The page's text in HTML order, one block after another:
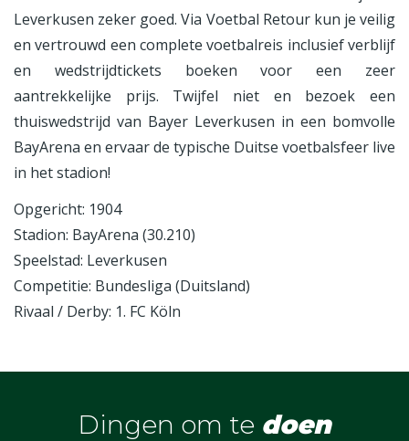
Leverkusen zeker goed. Via Voetbal Retour kun je veilig
en vertrouwd een complete voetbalreis inclusief verblijf
en wedstrijdtickets boeken voor een zeer
aantrekkelijke prijs. Twijfel niet en bezoek een
thuiswedstrijd van Bayer Leverkusen in een bomvolle
BayArena en ervaar de typische Duitse voetbalsfeer live
in het stadion!
Opgericht: 1904
Stadion: BayArena (30.210)
Speelstad: Leverkusen
Competitie: Bundesliga (Duitsland)
Rivaal / Derby: 1. FC Köln
Dingen om te doen